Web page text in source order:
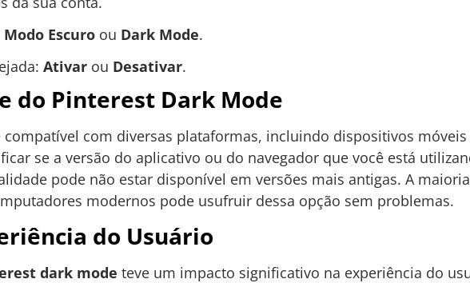
Modo Escuroou Dark Mode.
Ativarou Desativar.
do Pinterest Dark Mode
compatível com diversas plataformas, incluindo dispositivos
se a versão do aplicativo ou do navegador que você está
pode não estar disponível em versões mais antigas. A
modernos pode usufruir dessa opção sem problemas.
do Usuário
dark mode teve um impacto significativo na experiência do